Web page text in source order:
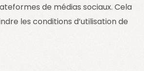
de médias sociaux. Cela
les conditions d’utilisation de